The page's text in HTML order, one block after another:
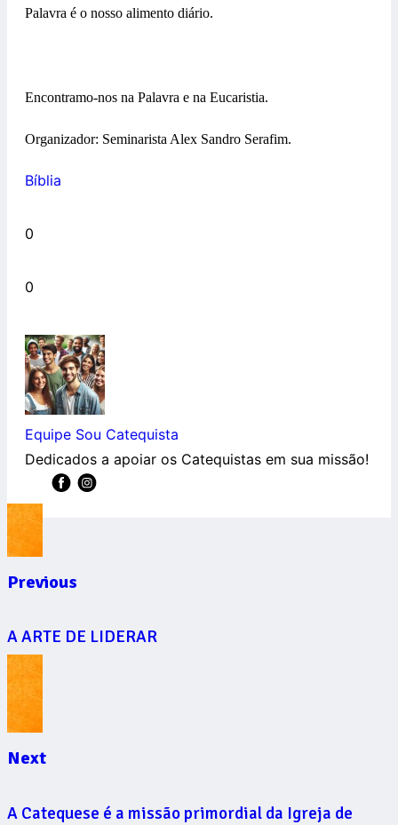
Palavra é o nosso alimento diário.
Encontramo-nos na Palavra e na Eucaristia.
Organizador: Seminarista Alex Sandro Serafim.
Bíblia
0
0
Equipe Sou Catequista
Dedicados a apoiar os Catequistas em sua missão!
Previous
A ARTE DE LIDERAR
Next
A Catequese é a missão primordial da Igreja de